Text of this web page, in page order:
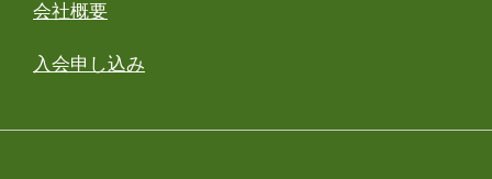
会社概要
入会申し込み